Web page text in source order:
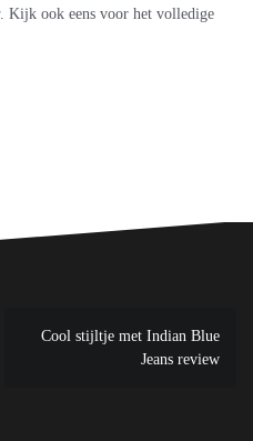
. Kijk ook eens voor het volledige
Cool stijltje met Indian Blue
Jeans review